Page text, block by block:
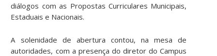
diálogos com as Propostas Curriculares Municipais,
Estaduais e Nacionais.
A solenidade de abertura contou, na mesa de
autoridades, com a presença do diretor do Campus